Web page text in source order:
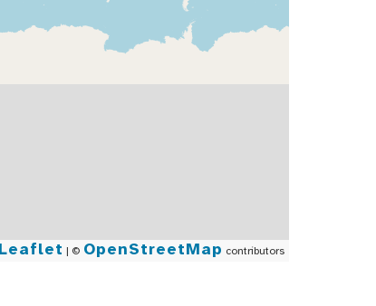
Leaflet © OpenStreetMap contributors